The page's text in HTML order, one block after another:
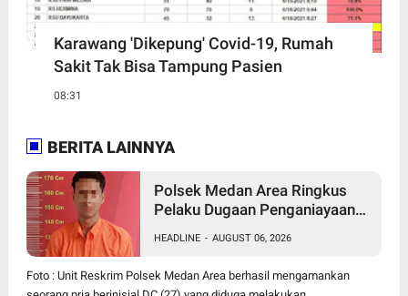
Karawang 'Dikepung' Covid-19, Rumah
Sakit Tak Bisa Tampung Pasien
08:31
BERITA LAINNYA
Polsek Medan Area Ringkus
Pelaku Dugaan Penganiayaan
Denai, Korban Alami Luka
Memar
HEADLINE - AUGUST 06, 2026
Foto : Unit Reskrim Polsek Medan Area berhasil mengamankan